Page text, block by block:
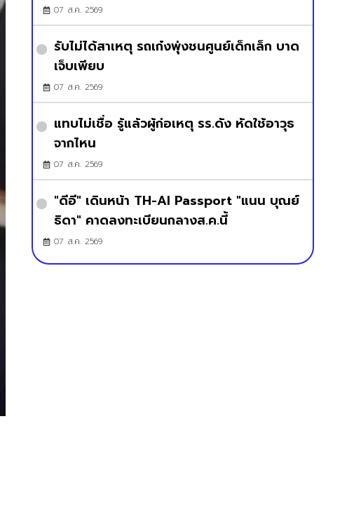
07 ส.ค. 2569
รับไม่ได้สาเหตุ รถเก๋งพุ่งชนศูนย์เด็กเล็ก บาด
เจ็บเพียบ
07 ส.ค. 2569
แทบไม่เชื่อ รู้แล้วผู้ก่อเหตุ รร.ดัง หัดใช้อาวุธ
จากไหน
07 ส.ค. 2569
"ดีอี" เดินหน้า TH-AI Passport "แนน บุณย์
ธิดา" คาดลงทะเบียนกลางส.ค.นี้
07 ส.ค. 2569